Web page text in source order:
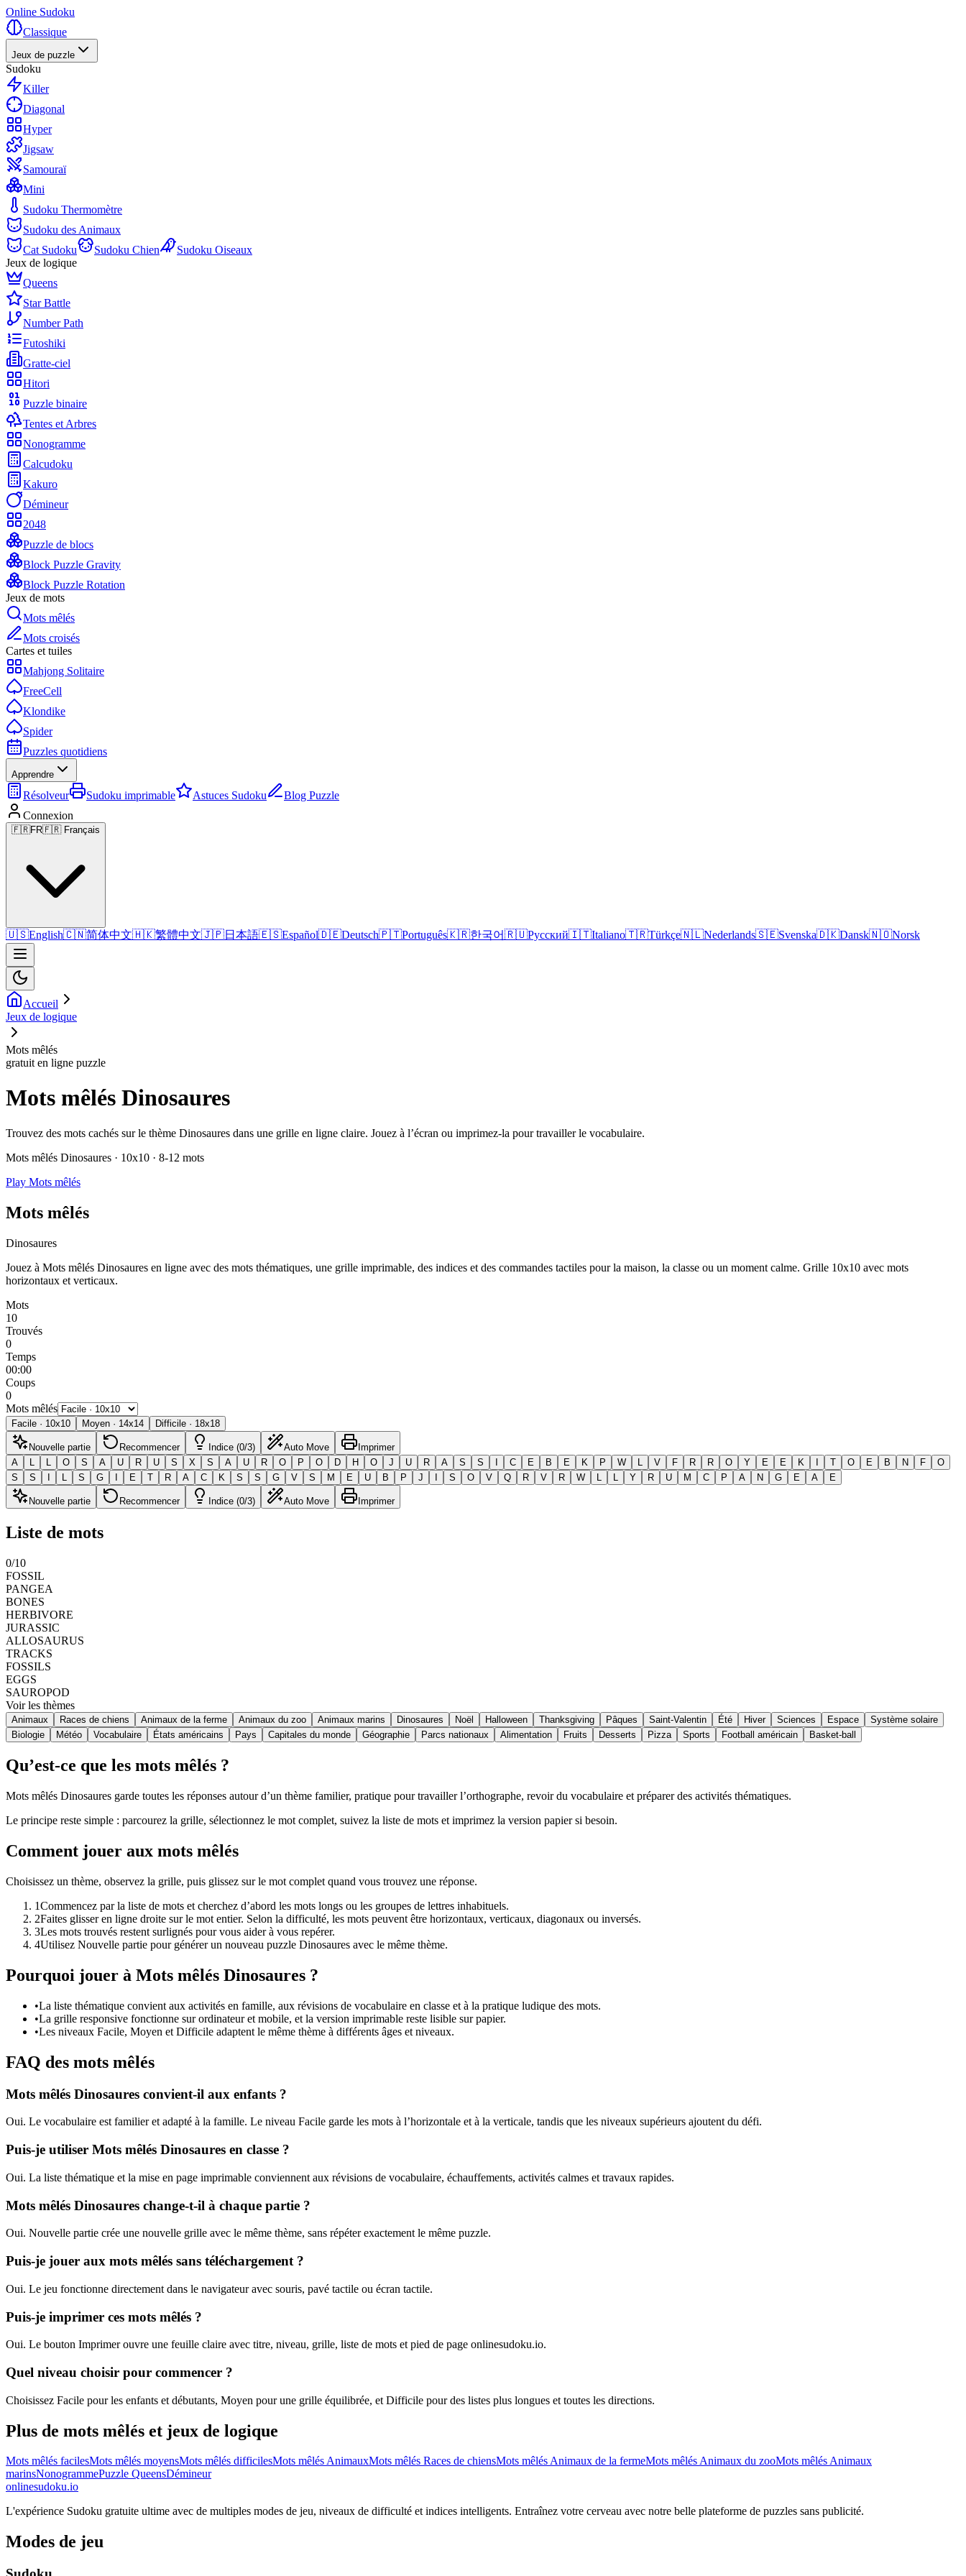
Online Sudoku
Classique
Jeux de puzzle
Sudoku
Killer
Diagonal
Hyper
Jigsaw
Samouraï
Mini
Sudoku Thermomètre
Sudoku des Animaux
Cat Sudoku
Sudoku Chien
Sudoku Oiseaux
Jeux de logique
Queens
Star Battle
Number Path
Futoshiki
Gratte-ciel
Hitori
Puzzle binaire
Tentes et Arbres
Nonogramme
Calcudoku
Kakuro
Démineur
2048
Puzzle de blocs
Block Puzzle Gravity
Block Puzzle Rotation
Jeux de mots
Mots mêlés
Mots croisés
Cartes et tuiles
Mahjong Solitaire
FreeCell
Klondike
Spider
Puzzles quotidiens
Apprendre
Résolveur Sudoku imprimable Astuces Sudoku
Blog Puzzle
Connexion
🇫🇷FR🇫🇷 Français
🇺🇸English🇨🇳简体中文🇭🇰繁體中文🇯🇵日本語🇪🇸Español🇩🇪Deutsch🇵🇹Português🇰🇷한국어🇷🇺Русский🇮🇹Italiano🇹🇷Türkçe🇳🇱Nederlands🇸🇪Svenska🇩🇰Dansk🇳🇴Norsk
Accueil
Jeux de logique
Mots mêlés
gratuit en ligne puzzle
Mots mêlés Dinosaures
Trouvez des mots cachés sur le thème Dinosaures dans une grille en ligne claire. Jouez à l’écran ou imprimez-la pour travailler le vocabulaire.
Mots mêlés Dinosaures · 10x10 · 8-12 mots
Play Mots mêlés
Mots mêlés
Dinosaures
Jouez à Mots mêlés Dinosaures en ligne avec des mots thématiques, une grille imprimable, des indices et des commandes tactiles pour la maison, la classe ou un moment calme. Grille 10x10 avec mots
horizontaux et verticaux.
Mots
10
Trouvés
0
Temps
00:00
Coups
0
Mots mêlés
Facile · 10x10 Moyen · 14x14 Difficile · 18x18
Nouvelle partie Recommencer Indice (0/3) Auto Move
Imprimer
A
L L O S A U R U S X S A U R O P O D H O J U R A S S I C E B E K P W L V F R R O Y E E K I T O E B N F
O
S
S I L S G I E T R A C K S S G V S M E U B P J I S O V Q R V R W L L Y R U M C P A N G E A E
Nouvelle partie Recommencer Indice (0/3) Auto Move Imprimer
Liste de mots
0/10
FOSSIL
PANGEA
BONES
HERBIVORE
JURASSIC
ALLOSAURUS
TRACKS
FOSSILS
EGGS
SAUROPOD
Voir les thèmes
Animaux Races de chiens Animaux de la ferme Animaux du zoo Animaux marins Dinosaures Noël Halloween Thanksgiving Pâques Saint-Valentin Été Hiver Sciences Espace
Système solaire
Biologie
Météo Vocabulaire États américains Pays Capitales du monde Géographie Parcs nationaux Alimentation Fruits Desserts Pizza Sports Football américain Basket-ball
Qu’est-ce que les mots mêlés ?
Mots mêlés Dinosaures garde toutes les réponses autour d’un thème familier, pratique pour travailler l’orthographe, revoir du vocabulaire et préparer des activités thématiques.
Le principe reste simple : parcourez la grille, sélectionnez le mot complet, suivez la liste de mots et imprimez la version papier si besoin.
Comment jouer aux mots mêlés
Choisissez un thème, observez la grille, puis glissez sur le mot complet quand vous trouvez une réponse.
1Commencez par la liste de mots et cherchez d’abord les mots longs ou les groupes de lettres inhabituels.
2Faites glisser en ligne droite sur le mot entier. Selon la difficulté, les mots peuvent être horizontaux, verticaux, diagonaux ou inversés.
3Les mots trouvés restent surlignés pour vous aider à vous repérer.
4Utilisez Nouvelle partie pour générer un nouveau puzzle Dinosaures avec le même thème.
Pourquoi jouer à Mots mêlés Dinosaures ?
•La liste thématique convient aux activités en famille, aux révisions de vocabulaire en classe et à la pratique ludique des mots.
•La grille responsive fonctionne sur ordinateur et mobile, et la version imprimable reste lisible sur papier.
•Les niveaux Facile, Moyen et Difficile adaptent le même thème à différents âges et niveaux.
FAQ des mots mêlés
Mots mêlés Dinosaures convient-il aux enfants ?
Oui. Le vocabulaire est familier et adapté à la famille. Le niveau Facile garde les mots à l’horizontale et à la verticale, tandis que les niveaux supérieurs ajoutent du défi.
Puis-je utiliser Mots mêlés Dinosaures en classe ?
Oui. La liste thématique et la mise en page imprimable conviennent aux révisions de vocabulaire, échauffements, activités calmes et travaux rapides.
Mots mêlés Dinosaures change-t-il à chaque partie ?
Oui. Nouvelle partie crée une nouvelle grille avec le même thème, sans répéter exactement le même puzzle.
Puis-je jouer aux mots mêlés sans téléchargement ?
Oui. Le jeu fonctionne directement dans le navigateur avec souris, pavé tactile ou écran tactile.
Puis-je imprimer ces mots mêlés ?
Oui. Le bouton Imprimer ouvre une feuille claire avec titre, niveau, grille, liste de mots et pied de page onlinesudoku.io.
Quel niveau choisir pour commencer ?
Choisissez Facile pour les enfants et débutants, Moyen pour une grille équilibrée, et Difficile pour des listes plus longues et toutes les directions.
Plus de mots mêlés et jeux de logique
Mots mêlés facilesMots mêlés moyensMots mêlés difficilesMots mêlés AnimauxMots mêlés Races de chiensMots mêlés Animaux de la fermeMots mêlés Animaux du zooMots mêlés Animaux
marinsNonogrammePuzzle QueensDémineur
onlinesudoku.io
L'expérience Sudoku gratuite ultime avec de multiples modes de jeu, niveaux de difficulté et indices intelligents. Entraînez votre cerveau avec notre belle plateforme de puzzles sans publicité.
Modes de jeu